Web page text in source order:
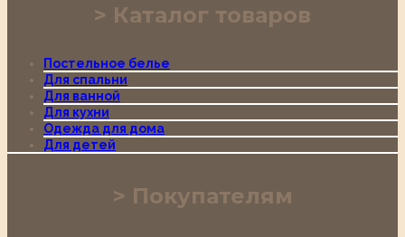
Каталог товаров
Постельное белье
Для спальни
Для ванной
Для кухни
Одежда для дома
Для детей
Покупателям